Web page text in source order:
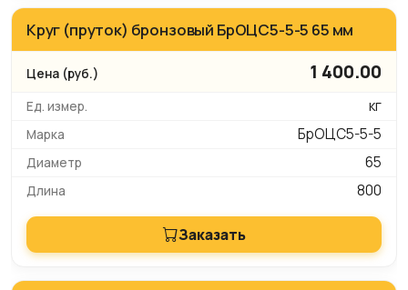
Круг (пруток) бронзовый БрОЦС5-5-5 65 мм
1 400.00
кг
БрОЦС5-5-5
65
800
Заказать